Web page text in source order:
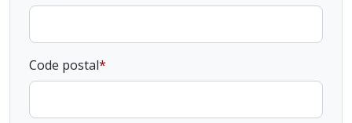
Code postal